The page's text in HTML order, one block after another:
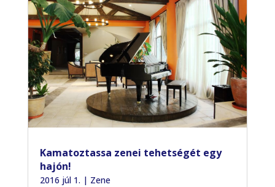
Kamatoztassa zenei tehetségét egy
hajón!
2016 júl 1. | Zene